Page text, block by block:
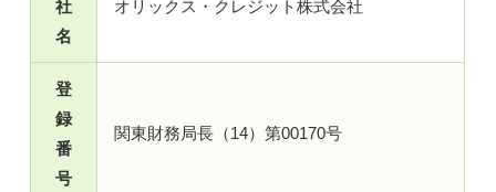
社
名
オリックス・クレジット株式会社
登
録
番
号
関東財務局長（14）第00170号